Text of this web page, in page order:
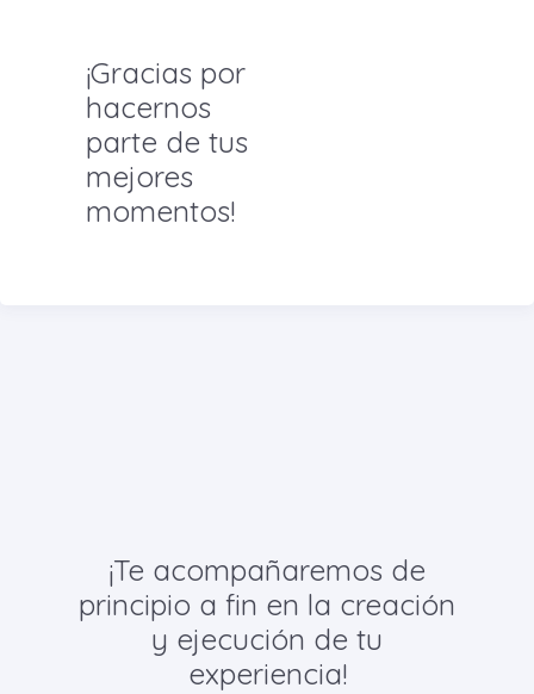
¡Gracias por
hacernos
parte de tus
mejores
momentos!
¡Te acompañaremos de
principio a fin en la creación
y ejecución de tu
experiencia!